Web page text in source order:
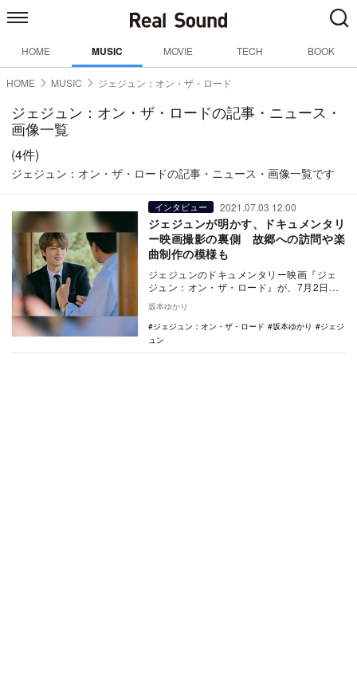
HOME MUSIC MOVIE TECH BOOK
HOME MUSIC ジェジュン：オン・ザ・ロード
ジェジュン：オン・ザ・ロードの記事・ニュース・
画像一覧
(4件)
ジェジュン：オン・ザ・ロードの記事・ニュース・画像一覧です
インタビュー 2021.07.03 12:00
ジェジュンが明かす、ドキュメンタリ
ー映画撮影の裏側 故郷への訪問や楽
曲制作の模様も
ジェジュンのドキュメンタリー映画『ジェ
ジュン：オン・ザ・ロード』が、7月2日か
て活動するジ…
坂本ゆかり
ジェジュン：オン・ザ・ロード
坂本ゆかり
ジェジ
ュン